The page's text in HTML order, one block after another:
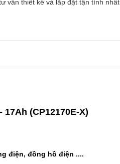
vấn thiết kế và lắp đặt tận tình nhất
(CP12170E-X)
điện, đồng hồ điện ....